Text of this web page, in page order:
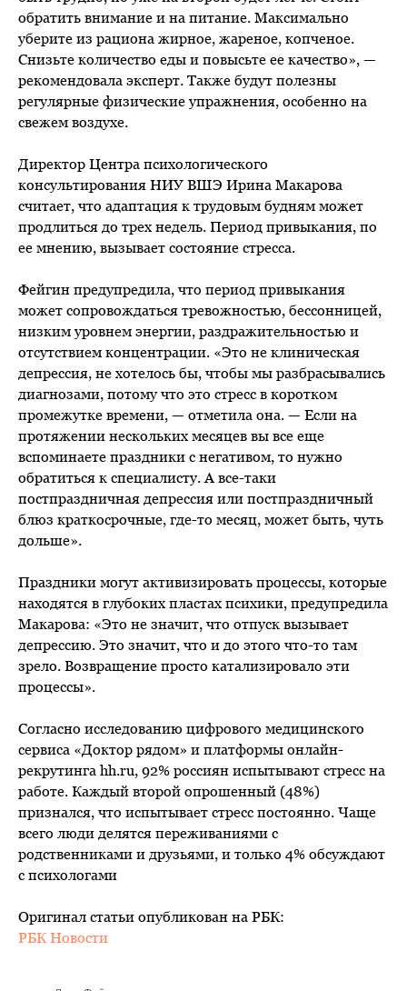
обратить внимание и на питание. Максимально
уберите из рациона жирное, жареное, копченое.
Снизьте количество еды и повысьте ее качество», —
рекомендовала эксперт. Также будут полезны
регулярные физические упражнения, особенно на
свежем воздухе.
Директор Центра психологического
консультирования НИУ ВШЭ Ирина Макарова
считает, что адаптация к трудовым будням может
продлиться до трех недель. Период привыкания, по
ее мнению, вызывает состояние стресса.
Фейгин предупредила, что период привыкания
может сопровождаться тревожностью, бессонницей,
низким уровнем энергии, раздражительностью и
отсутствием концентрации. «Это не клиническая
депрессия, не хотелось бы, чтобы мы разбрасывались
диагнозами, потому что это стресс в коротком
промежутке времени, — отметила она. — Если на
протяжении нескольких месяцев вы все еще
вспоминаете праздники с негативом, то нужно
обратиться к специалисту. А все-таки
постпраздничная депрессия или постпраздничный
блюз краткосрочные, где-то месяц, может быть, чуть
дольше».
Праздники могут активизировать процессы, которые
находятся в глубоких пластах психики, предупредила
Макарова: «Это не значит, что отпуск вызывает
депрессию. Это значит, что и до этого что-то там
зрело. Возвращение просто катализировало эти
процессы».
Согласно исследованию цифрового медицинского
сервиса «Доктор рядом» и платформы онлайн-
рекрутинга hh.ru, 92% россиян испытывают стресс на
работе. Каждый второй опрошенный (48%)
признался, что испытывает стресс постоянно. Чаще
всего люди делятся переживаниями с
родственниками и друзьями, и только 4% обсуждают
с психологами
Оригинал статьи опубликован на РБК:
РБК Новости